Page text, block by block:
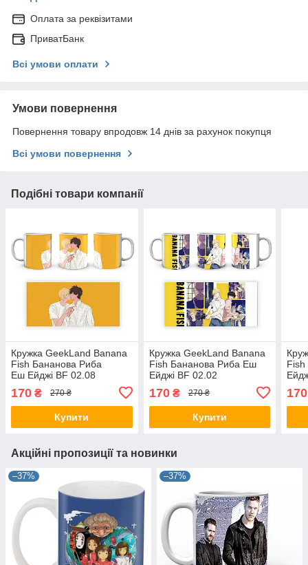
Оплата за реквізитами
ПриватБанк
Всі умови оплати
Умови повернення
Повернення товару впродовж 14 днів за рахунок покупця
Всі умови повернення
Подібні товари компанії
Кружка GeekLand Banana
Fish Бананова Риба
Еш Ейджі BF 02.08
170 ₴ 270 ₴
Купити
Кружка GeekLand Banana
Fish Бананова Риба Еш
Ейджі BF 02.02
170₴ 270 ₴
Купити
170
Акційні пропозиції та новинки
–37% –37%